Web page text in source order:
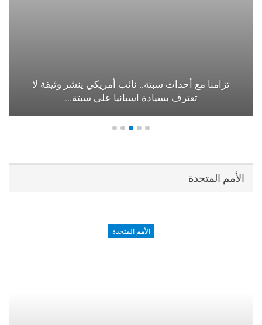
تزامنا مع أحداث سبتة.. نائب أمريكي ينشر وثيقة لا
تعترف بسيادة اسبانيا على سبتة…
الأمم المتحدة
الأمم المتحدة